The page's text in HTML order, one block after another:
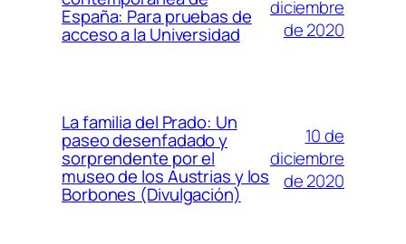
España: Para pruebas de
acceso a la Universidad
diciembre
de 2020
La familia del Prado: Un
paseo desenfadado y
sorprendente por el
museo de los Austrias y los
Borbones (Divulgación)
10 de
diciembre
de 2020